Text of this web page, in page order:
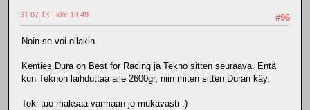
#96
31.07.13 - klo: 13.49
Noin se voi ollakin.
Kenties Dura on Best for Racing ja Tekno sitten seuraava. Entä
kun Teknon laihduttaa alle 2600gr, niin miten sitten Duran käy.
Toki tuo maksaa varmaan jo mukavasti :)